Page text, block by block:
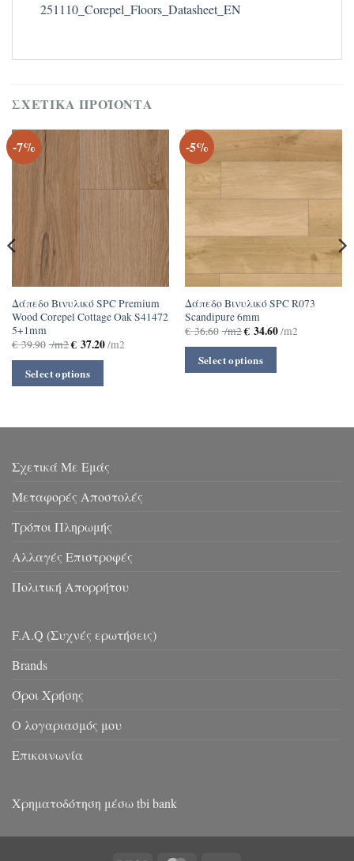
251110_Corepel_Floors_Datasheet_EN
ΣΧΕΤΙΚΆ ΠΡΟΪΌΝΤΑ
-7%
Δάπεδο Βινυλικό SPC Premium
Wood Corepel Cottage Oak S41472
5+1mm
€39.90 /m2€37.20/m2
Select options
-5%
Δάπεδο Βινυλικό SPC R073
Scandipure 6mm
€36.60 /m2€34.60/m2
Select options
Σχετικά Με Εμάς
Μεταφορές Αποστολές
Τρόποι Πληρωμής
Αλλαγές Επιστροφές
Πολιτική Απορρήτου
F.A.Q (Συχνές ερωτήσεις)
Brands
Όροι Χρήσης
Ο λογαριασμός μου
Επικοινωνία
Χρηματοδότηση μέσω tbi bank